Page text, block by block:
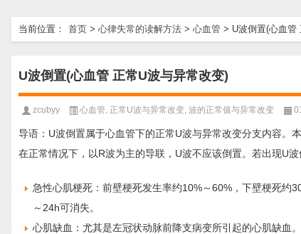
当前位置： 首页 > 心律失常的读解方法 > 心血管 > U波倒置(心血管
U波倒置(心血管 正常U波与异常改变)
zcubyy 心血管, 正常U波与异常改变, 波的正常值与异常改变
导语：U波倒置属于心血管下的正常U波与异常改变分支内容。
在正常情况下，以R波为主的导联，U波不应该倒置。若出现U波
急性心肌梗死：前壁梗死发生率约10%～60%，下壁梗死约
～24h可消失。
心肌缺血：尤其是左冠状动脉前降支病变所引起的心肌缺血